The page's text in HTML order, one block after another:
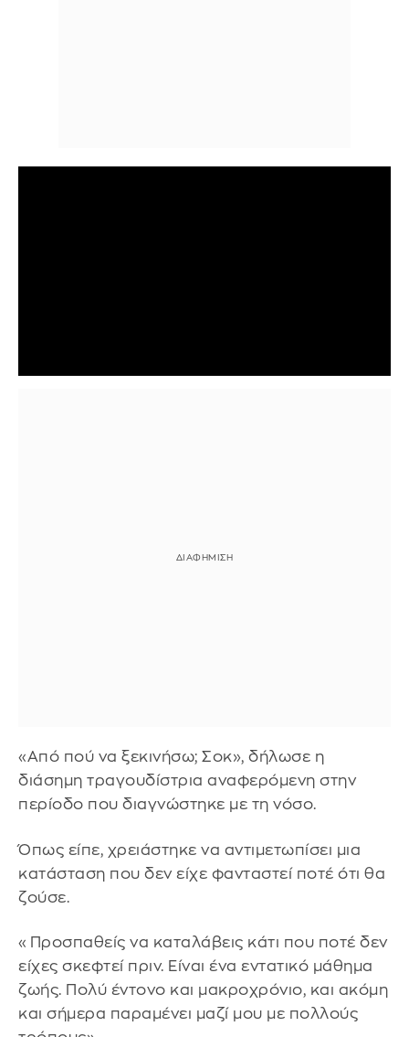
«Από πού να ξεκινήσω; Σοκ», δήλωσε η
διάσημη τραγουδίστρια αναφερόμενη στην
περίοδο που διαγνώστηκε με τη νόσο.
Όπως είπε, χρειάστηκε να αντιμετωπίσει μια
κατάσταση που δεν είχε φανταστεί ποτέ ότι θα
ζούσε.
«Προσπαθείς να καταλάβεις κάτι που ποτέ δεν
είχες σκεφτεί πριν. Είναι ένα εντατικό μάθημα
ζωής. Πολύ έντονο και μακροχρόνιο, και ακόμη
και σήμερα παραμένει μαζί μου με πολλούς